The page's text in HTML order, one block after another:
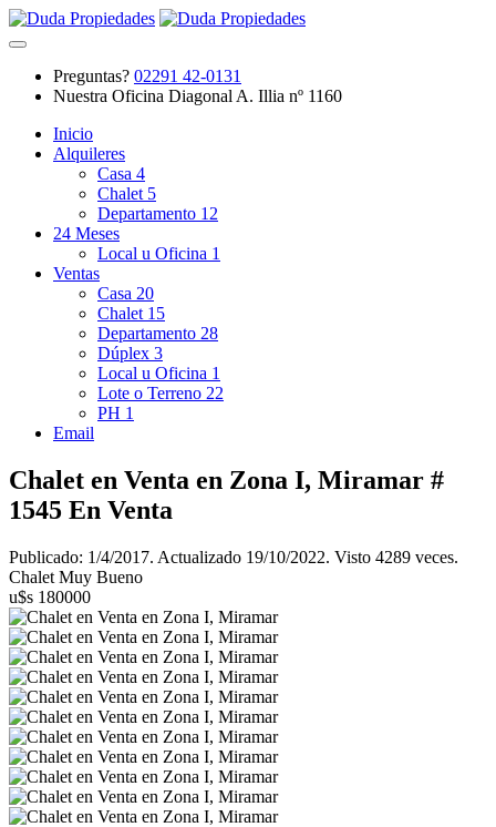
Preguntas? 02291 42-0131
Nuestra Oficina Diagonal A. Illia nº 1160
Inicio
Alquileres
Casa 4
Chalet 5
Departamento 12
24 Meses
Local u Oficina 1
Ventas
Casa 20
Chalet 15
Departamento 28
Dúplex 3
Local u Oficina 1
Lote o Terreno 22
PH 1
Email
Chalet en Venta en Zona I, Miramar #
1545 En Venta
Publicado: 1/4/2017. Actualizado 19/10/2022. Visto 4289 veces.
Chalet Muy Bueno
u$s 180000